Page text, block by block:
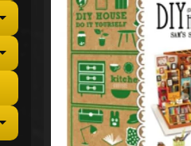
Expand child menu
Expand child menu
Expand child menu